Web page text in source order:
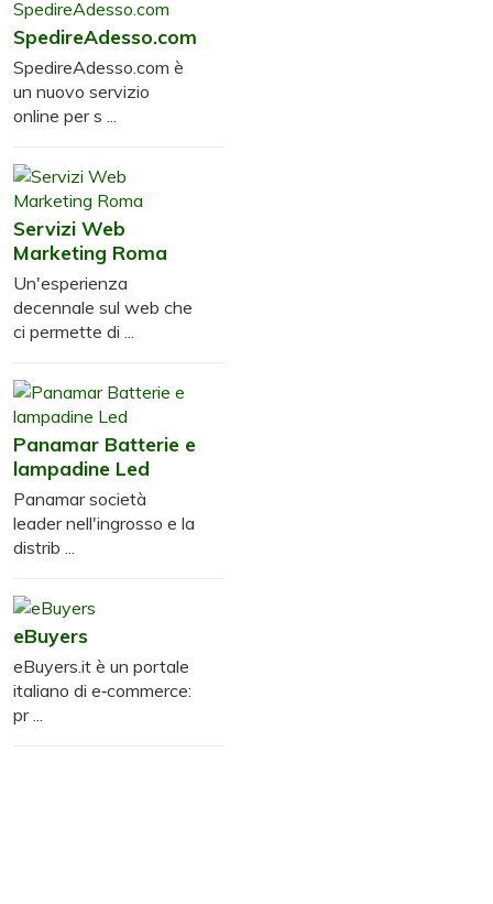
SpedireAdesso.com
SpedireAdesso.com è
un nuovo servizio
online per s ...
Servizi Web
Marketing Roma
Un'esperienza
decennale sul web che
ci permette di ...
Panamar Batterie e
lampadine Led
Panamar società
leader nell'ingrosso e la
distrib ...
eBuyers
eBuyers.it è un portale
italiano di e‑commerce:
pr ...